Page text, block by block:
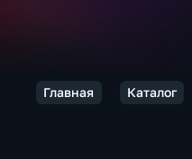
Главная Каталог